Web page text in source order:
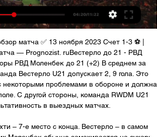
матча ✅ 13 ноября 2023 Счет 1-3 ⚽ |
— Prognozist. ruВестерло до 21 - РВД
РВД Моленбек до 21 (+2) В среднем за
Вестерло U21 допускает 2, 9 гола. Это
некоторыми проблемами в обороне и должна
С другой стороны, команда RWDM U21
в выездных матчах.
– 7-е место с конца. Вестерло – в самом